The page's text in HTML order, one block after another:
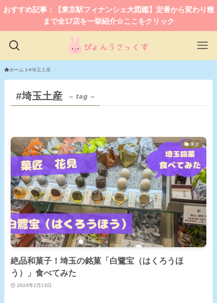
おすすめ記事：【東京駅フィナンシェ大図鑑】定番から変わり種
まで全17店を一挙紹介☆ここをクリック
ホーム #埼玉土産
#埼玉土産 – tag –
東京
絶品和菓子！埼玉の銘菓「白鷺宝（はくろうほ
う）」食べてみた
2024年2月13日